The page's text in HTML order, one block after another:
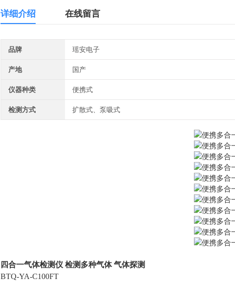
详细介绍 在线留言
品牌 瑶安电子
产地 国产
仪器种类 便携式
检测方式 扩散式、泵吸式
四合一气体检测仪 检测多种气体 气体探测
BTQ-YA-C100FT